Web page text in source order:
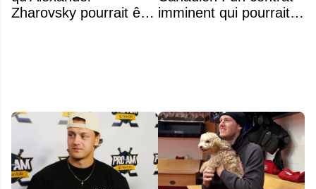
Zharovsky pourrait être imminent qui pourrait